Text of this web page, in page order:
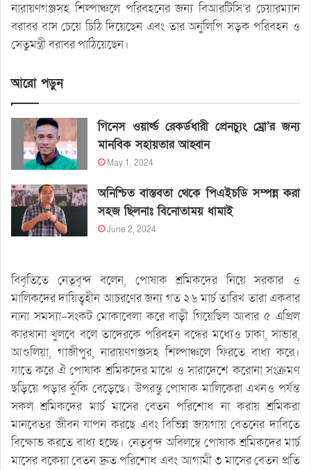
নারায়ণগঞ্জসহ শিল্পাঞ্চলে পরিবহনের জন্য বিআরটিসি’র চেয়ারম্যান
বরাবর বাস চেয়ে চিঠি দিয়েছেন এবং তার অনুলিপি সড়ক পরিবহন ও
সেতুমন্ত্রী বরাবর পাঠিয়েছেন।
আরো পড়ুন
গিনেস ওয়ার্ল্ড রেকর্ডধারী প্রেনচ্যুং ম্রো’র জন্য
মানবিক সহায়তার আহ্বান
May 1, 2024
অনিশ্চিত বাস্তবতা থেকে পিএইচডি সম্পন্ন করা
সহজ ছিলনাঃ বিনোতাময় ধামাই
June 2, 2024
বিবৃতিতে নেতৃবৃন্দ বলেন, পোষাক শ্রমিকদের নিয়ে সরকার ও
মালিকদের দায়িত্বহীন আচরণের জন্য গত ২৬ মার্চ তারিখ তারা একবার
নানা সমস্যা-সংকট মোকাবেলা করে বাড়ী গিয়েছিল আবার ৫ এপ্রিল
কারখানা খুলবে বলে তাদেরকে পরিবহন বন্ধের মধ্যেও ঢাকা, সাভার,
আশুলিয়া, গাজীপুর, নারায়ণগঞ্জসহ শিল্পাঞ্চলে ফিরতে বাধ্য করে।
যাতে করে ঐ পোষাক শ্রমিকদের মাঝে ও সারাদেশে করোনা সংক্রমণ
ছড়িয়ে পড়ার ঝুঁকি বেড়েছে। উপরন্তু পোষাক মালিকেরা এখনও পর্যন্ত
সকল শ্রমিকদের মার্চ মাসের বেতন পরিশোধ না করায় শ্রমিকরা
মানবেতর জীবন যাপন করছে এবং বিভিন্ন জায়গায় বেতনের দাবিতে
বিক্ষোভ করতে বাধ্য হচ্ছে। নেতৃবৃন্দ অবিলম্বে পোষাক শ্রমিকদের মার্চ
মাসের বকেয়া বেতন দ্রুত পরিশোধ এবং আগামী ৩ মাসের বেতন প্রতি